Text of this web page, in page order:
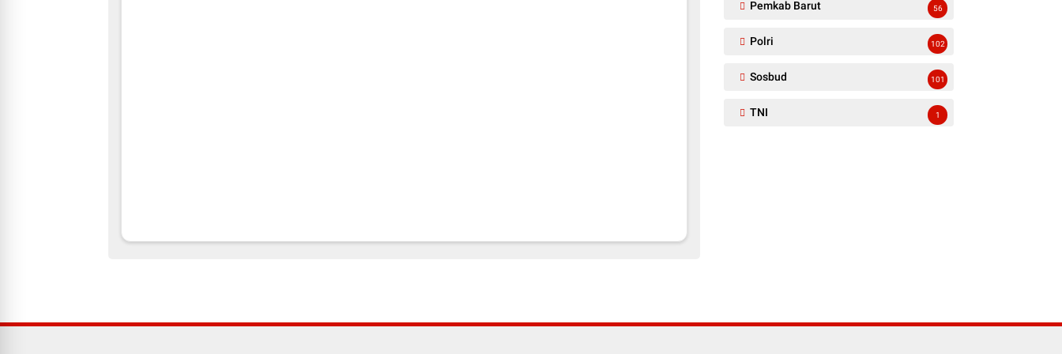
Pemkab Barut 56
Polri 102
Sosbud 101
TNI 1